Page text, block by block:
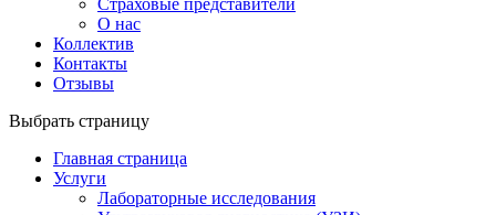
Страховые представители
О нас
Коллектив
Контакты
Отзывы
Выбрать страницу
Главная страница
Услуги
Лабораторные исследования